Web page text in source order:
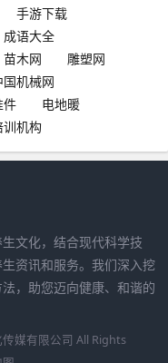
手游下载
成语大全
苗木网
雕塑网
国机械网
件
电地暖
训机构
文化，结合现代科学技
资讯和服务。我们深入挖
，助您迈向健康、和谐的
媒有限公司 All Rights